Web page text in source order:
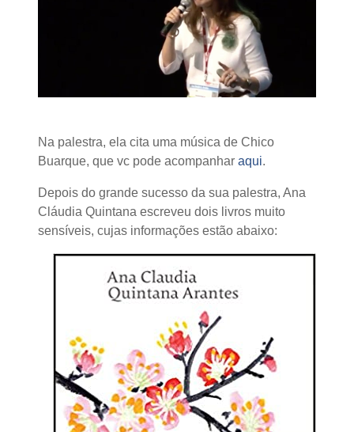
Na palestra, ela cita uma música de Chico
Buarque, que vc pode acompanhar aqui.
Depois do grande sucesso da sua palestra, Ana
Cláudia Quintana escreveu dois livros muito
sensíveis, cujas informações estão abaixo: